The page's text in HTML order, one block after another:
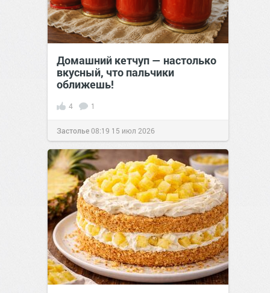
Домашний кетчуп — настолько
вкусный, что пальчики
оближешь!
4 1
Застолье08:19 15 июл 2026